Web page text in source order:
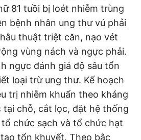
81 tuồi bị loét nhiễm trùng
bệnh nhân ung thư vú phải
thuật triệt căn, nạo vét
vùng nách và ngực phải.
ngực đánh giá độ sâu tổn
loại trừ ung thư. Kế hoạch
trị nhiễm khuẩn theo kháng
tại chỗ, cắt lọc, đặt hệ thống
chức sạch và tổ chức hạt
tổn khuyết. Theo bậc